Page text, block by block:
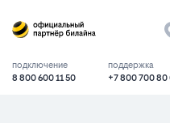
подключение
8 800 600 11 50
поддержка
+7 800 700 80